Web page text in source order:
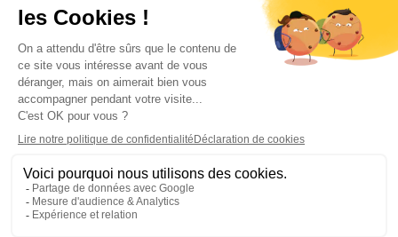
Jint vs Jamespot
Jint vs Jalios
Jint vs Intranet.ai
Jint vs Akumina
Jint vs Interact
Jint vs Intranet Inside
Jint vs Staffbase
Jint vs Simpplr